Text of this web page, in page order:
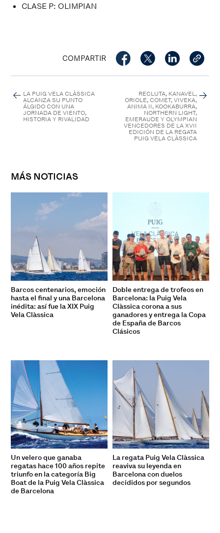
CLASE P: OLIMPIAN
COMPARTIR
LA PUIG VELA CLÀSSICA
ALCANZA SU PUNTO
ÁLGIDO CON UNA
JORNADA DE VIENTO,
HISTORIA Y RIVALIDAD
RECLUTA, KANAVEL,
ORIOLE, COMET, VIVEKA,
ANIMA II, KOOKABURRA,
NORTHERN LIGHT,
EMERAUDE Y OLYMPIAN
VENCEDORES DE LA XVII
EDICIÓN DE LA REGATA
PUIG VELA CLÀSSICA
MÁS NOTICIAS
Barcos centenarios, emoción
hasta el final y una Barcelona
inédita: así fue la XIX Puig
Vela Clàssica
Doble entrega de trofeos en
Barcelona: la Puig Vela
Clàssica corona a sus
ganadores y entrega la Copa
de España de Barcos
Clásicos
Un velero que ganaba
regatas hace 100 años repite
triunfo en la categoría Big
Boat de la Puig Vela Clàssica
de Barcelona
La regata Puig Vela Clàssica
reaviva su leyenda en
Barcelona con duelos
decididos por segundos